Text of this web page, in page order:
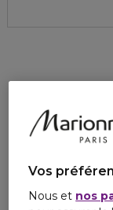
Vos
Nous et nos